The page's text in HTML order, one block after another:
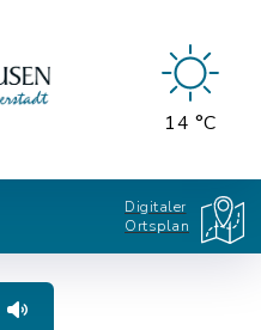
14 °C
Digitaler
Ortsplan